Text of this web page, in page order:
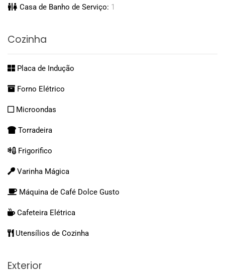
Casa de Banho de Serviço: 1
Cozinha
Placa de Indução
Forno Elétrico
Microondas
Torradeira
Frigorifico
Varinha Mágica
Máquina de Café Dolce Gusto
Cafeteira Elétrica
Utensílios de Cozinha
Exterior